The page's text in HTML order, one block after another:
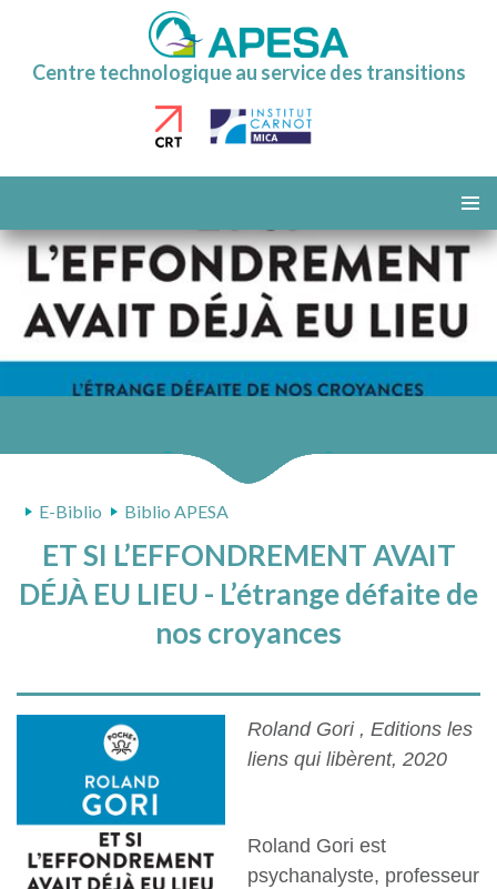
Centre technologique au service des transitions
MENU
AU
CONTENU
E-Biblio Biblio APESA
ET SI L’EFFONDREMENT AVAIT
DÉJÀ EU LIEU - L’étrange défaite de
nos croyances
Roland Gori , Editions les
liens qui libèrent, 2020
Roland Gori est
psychanalyste, professeur